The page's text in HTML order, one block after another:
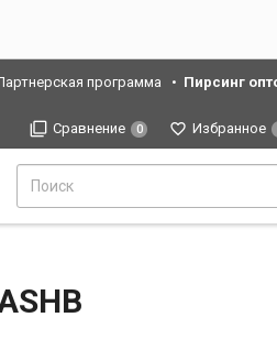
программа Пирсинг
Сравнение 0 Избранное